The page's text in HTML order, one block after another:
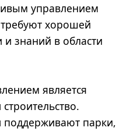
управлением
хорошей
и знаний в области
является
поддерживают парки,